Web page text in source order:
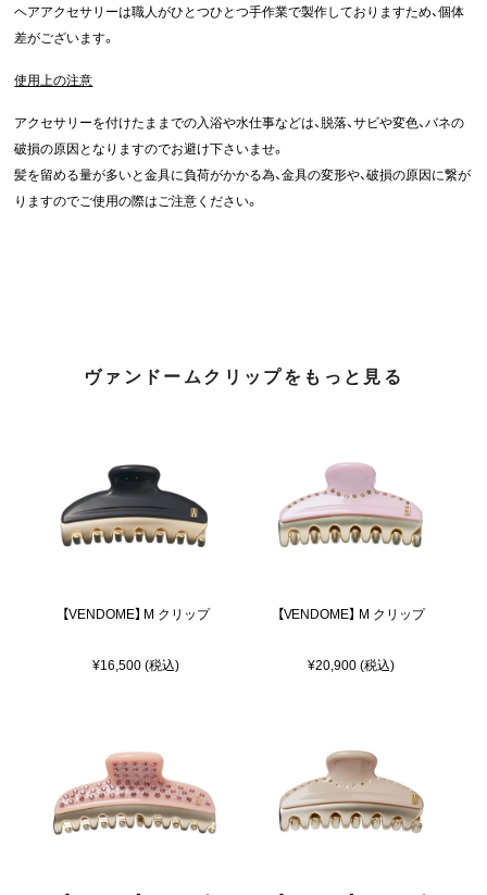
ヘアアクセサリーは職人がひとつひとつ手作業で製作しておりますため、個体
差がございます。
使用上の注意
アクセサリーを付けたままでの入浴や水仕事などは、脱落、サビや変色、バネの
破損の原因となりますのでお避け下さいませ。
髪を留める量が多いと金具に負荷がかかる為、金具の変形や、破損の原因に繋が
りますのでご使用の際はご注意ください。
ヴァンドームクリップをもっと見る
【VENDOME】 M クリップ
¥16,500 (税込)
【VENDOME】 M クリップ
¥20,900 (税込)